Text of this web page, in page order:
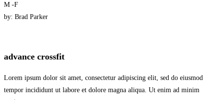
M -F
by: Brad Parker
advance crossfit
Lorem ipsum dolor sit amet, consectetur adipiscing elit, sed do eiusmod
tempor incididunt ut labore et dolore magna aliqua. Ut enim ad minim